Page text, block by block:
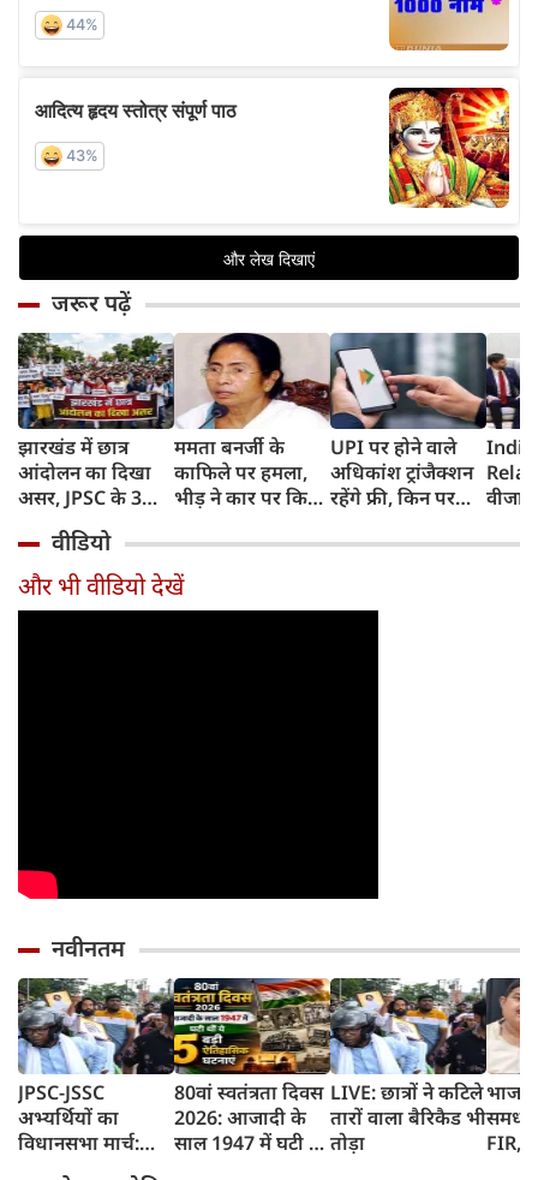
जरूर पढ़ें
झारखंड में छात्र
आंदोलन का दिखा
असर, JPSC के 3
इस्‍तीफा, प्रदर्शन को
लेकर क्या बोले CM
हेमंत सोरेन?
ममता बनर्जी के
काफिले पर हमला,
भीड़ ने कार पर किया
पुलिस पर लगा यह
आरोप
UPI पर होने वाले
अधिकांश ट्रांजैक्शन
रहेंगे फ्री, किन पर
ने दिया बड़ा अपडेट
वीजा
वीडियो
और भी वीडियो देखें
नवीनतम
JPSC-JSSC
अभ्यर्थियों का
विधानसभा मार्च:
80वां स्वतंत्रता दिवस
2026: आजादी के
साल 1947 में घटी थीं
LIVE: छात्रों ने कटिले
तारों वाला बैरिकैड भी
तोड़ा
समधी
FIR,